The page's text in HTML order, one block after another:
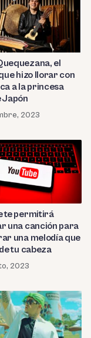
el
hizo llorar con
a la princesa
Japón
2023
te permitirá
una canción para
una melodía que
tu cabeza
2023